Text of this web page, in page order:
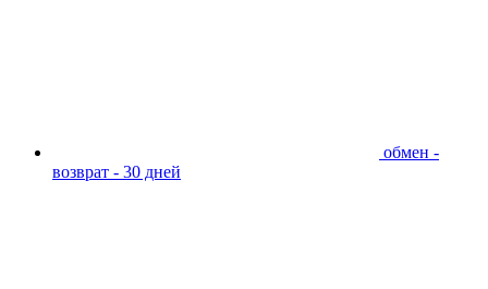
обмен -
возврат - 30 дней